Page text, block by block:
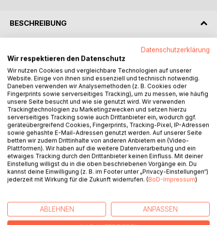
BESCHREIBUNG
Es gibt viele und wiederum keinen Ratgeber zum Thema
Geld verdienen im Internet. Fast alle Ratgeber berichten
von den wundersamen Geschäften der Bildrechte, PLR und
MRR E-Books und weiteren dubiosen Programmen mit
Brandern. Mit verlockenden Texten werden zum Teil
schlecht erstellte und längst ausgediente PDFs und ePUBs
hin und her gereicht, obwohl doch abzusehen ist, dass bei
dieser Geschäftsmethode nur der Urheber Gewinne
erzielen kann. Von angeblichen Millionären wird berichtet
und nicht zu guter Letzt solche Ratgeber, die dazu
auffordern die großen Geschäftemacher zu kopieren.
Dieser Ratgeber ist vollkommen anders. Sieben
Geschäftsbereiche mit durchführbaren Ideen werden
komplett durchleuchtet und der Clou an der Sache: Sie
benötigen, haben Sie bereits zuhause.
Lassen Sie sich von den Ideen inspirieren; krempeln Sie die
Datenschutzerklärung
Wir respektieren den Datenschutz
Wir nutzen Cookies und vergleichbare Technologien auf unserer
Website. Einige von ihnen sind essenziell und technisch notwendig.
Daneben verwenden wir Analysemethoden (z. B. Cookies oder
Fingerprints sowie serverseitiges Tracking), um zu messen, wie häufig
unsere Seite besucht und wie sie genutzt wird. Wir verwenden
Trackingtechnologien zu Marketingzwecken und setzen hierzu
serverseitiges Tracking sowie auch Drittanbieter ein, wodurch ggf.
geräteübergreifend Cookies, Fingerprints, Tracking-Pixel, IP-Adressen
sowie gehashte E-Mail-Adressen genutzt werden. Auf unserer Seite
betten wir zudem Drittinhalte von anderen Anbietern ein (Video-
Plattformen). Wir haben auf die weitere Datenverarbeitung und ein
etwaiges Tracking durch den Drittanbieter keinen Einfluss. Mit deiner
Einstellung willigst du in die oben beschriebenen Vorgänge ein. Du
kannst deine Einwilligung (z. B. im Footer unter „Privacy-Einstellungen“)
jederzeit mit Wirkung für die Zukunft widerrufen. (BoD-Impressum)
ABLEHNEN ANPASSEN